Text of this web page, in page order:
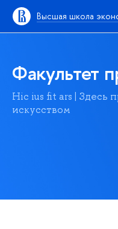
Высшая школа
Факультет
Hic ius fit ars | Здесь
искусством